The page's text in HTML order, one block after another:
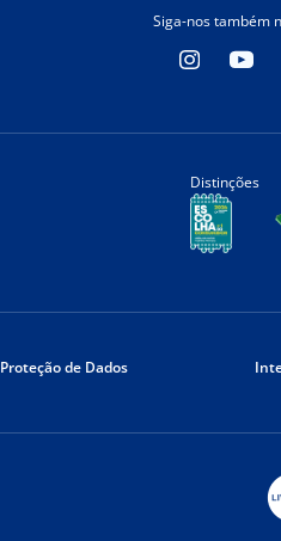
Siga-nos também
Distinções
Proteção de Dados